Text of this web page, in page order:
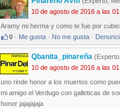
10 de agosto de 2016 a las
Aramy mi herma y como te fue por
0 · Me gusta · No me gusta ·
Qbanita_pinareña
10 de agosto de 2016 a las
uno rinde honor a los muertos como
mi amigo el Verdugo con galleticas de
honor jajajajaja